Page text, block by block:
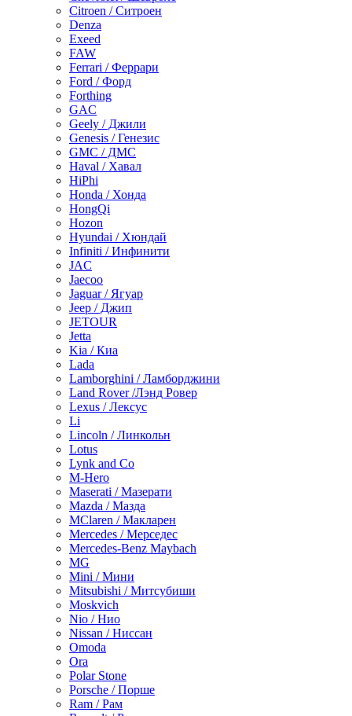
Citroen / Ситроен
Denza
Exeed
FAW
Ferrari / Феррари
Ford / Форд
Forthing
GAC
Geely / Джили
Genesis / Генезис
GMC / ДМС
Haval / Хавал
HiPhi
Honda / Хонда
HongQi
Hozon
Hyundai / Хюндай
Infiniti / Инфинити
JAC
Jaecoo
Jaguar / Ягуар
Jeep / Джип
JETOUR
Jetta
Kia / Киа
Lada
Lamborghini / Ламборджини
Land Rover /Лэнд Ровер
Lexus / Лексус
Li
Lincoln / Линкольн
Lotus
Lynk and Co
M-Hero
Maserati / Мазерати
Mazda / Мазда
MClaren / Макларен
Mercedes / Мерседес
Mercedes-Benz Maybach
MG
Mini / Мини
Mitsubishi / Митсубиши
Moskvich
Nio / Нио
Nissan / Ниссан
Omoda
Ora
Polar Stone
Porsche / Порше
Ram / Рам